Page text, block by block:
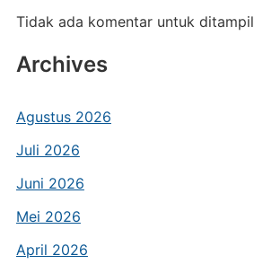
Tidak ada komentar untuk
Archives
Agustus 2026
Juli 2026
Juni 2026
Mei 2026
April 2026